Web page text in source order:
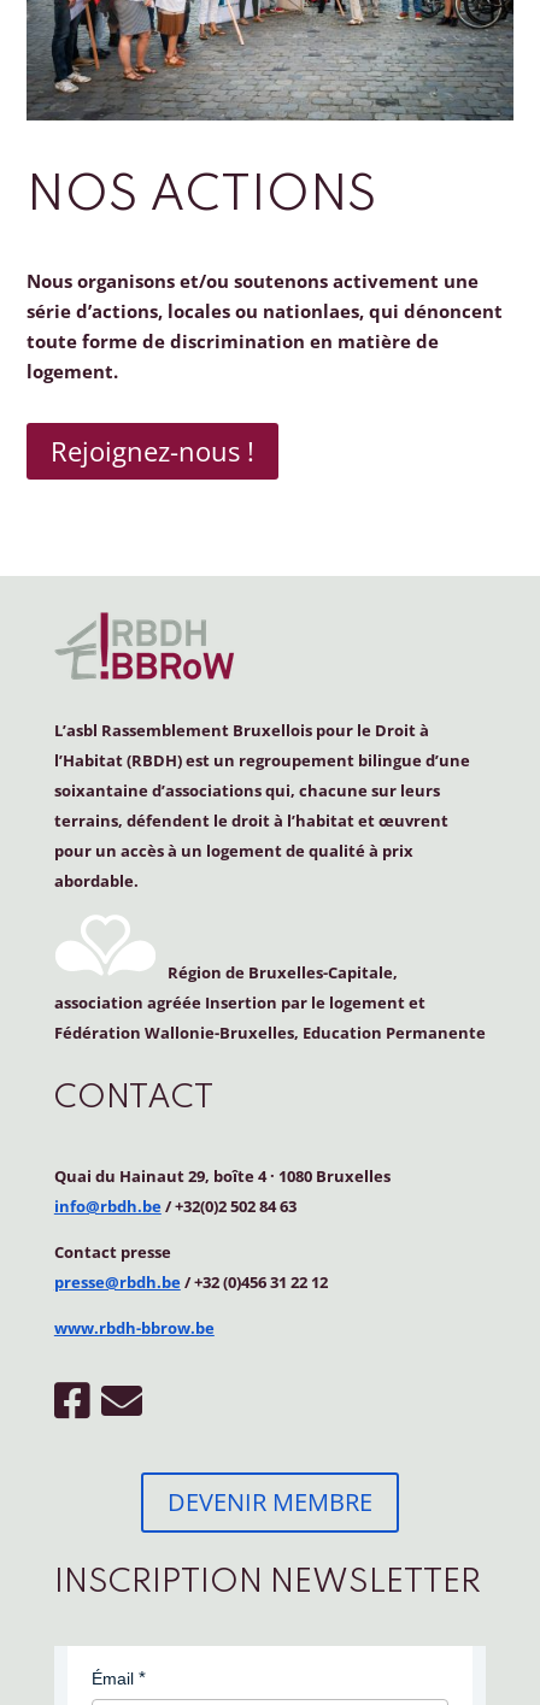
NOS ACTIONS
Nous organisons et/ou soutenons activement une
série d’actions, locales ou nationlaes, qui dénoncent
toute forme de discrimination en matière de
logement.
Rejoignez-nous !
L’asbl Rassemblement Bruxellois pour le Droit à
l’Habitat (RBDH) est un regroupement bilingue d’une
soixantaine d’associations qui, chacune sur leurs
terrains, défendent le droit à l’habitat et œuvrent
pour un accès à un logement de qualité à prix
abordable.
Région de Bruxelles-Capitale,
association agréée Insertion par le logement et
Fédération Wallonie-Bruxelles, Education Permanente
CONTACT
Quai du Hainaut 29, boîte 4· 1080 Bruxelles
info@rbdh.be/ +32(0)2 502 84 63
Contact presse
presse@rbdh.be/ +32 (0)456 31 22 12
www.rbdh-bbrow.be
DEVENIR MEMBRE
INSCRIPTION NEWSLETTER
Émail